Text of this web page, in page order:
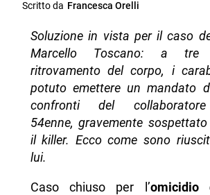
Scritto da Francesca Orelli
Soluzione in vista per il caso
Marcello Toscano: a
ritrovamento del corpo, i
potuto emettere un mandato
confronti del
54enne, gravemente
il killer. Ecco come sono
lui.
Caso chiuso per l’omicidio